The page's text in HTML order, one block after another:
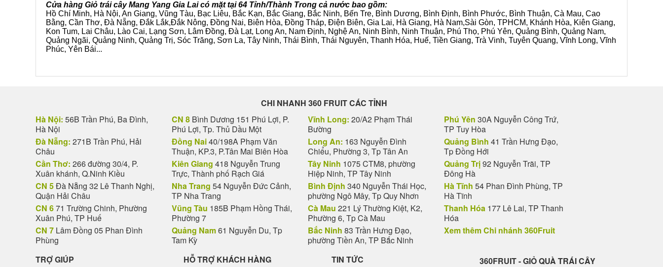
Cửa hàng Giỏ trái cây Mang Yang Gia Lai có mặt tại 64 Tỉnh/Thành Trong cả nước bao gồm:
Hồ Chí Minh, Hà Nội, An Giang, Vũng Tàu, Bạc Liêu, Bắc Kạn, Bắc Giang, Bắc Ninh, Bến Tre, Bình Dương, Bình Định, Bình Phước, Bình Thuận, Cà Mau, Cao
Bằng, Cần Thơ, Đà Nẵng, Đắk Lắk,Đắk Nông, Đồng Nai, Biên Hòa, Đồng Tháp, Điện Biên, Gia Lai, Hà Giang, Hà Nam,Sài Gòn, TPHCM, Khánh Hòa, Kiên Giang,
Kon Tum, Lai Châu, Lào Cai, Lạng Sơn, Lâm Đồng, Đà Lạt, Long An, Nam Định, Nghệ An, Ninh Bình, Ninh Thuận, Phú Thọ, Phú Yên, Quảng Bình, Quảng Nam,
Quảng Ngãi, Quảng Ninh, Quảng Trị, Sóc Trăng, Sơn La, Tây Ninh, Thái Bình, Thái Nguyên, Thanh Hóa, Huế, Tiền Giang, Trà Vinh, Tuyên Quang, Vĩnh Long, Vĩnh
Phúc, Yên Bái...
CHI NHANH 360 FRUIT CÁC TỈNH
Hà Nội: 56B Trần Phú, Ba Đình,
Hà Nội
Đà Nẵng: 271B Trần Phú, Hải
Châu
Cần Thơ: 266 đường 30/4, P.
Xuân khánh, Q.Ninh Kiều
CN 5Đà Nẵng 32 Lê Thanh Nghị,
Quận Hải Châu
CN 671 Trường Chinh, Phường
Xuân Phú, TP Huế
CN 7 Lâm Đồng 05 Phan Đình
Phùng
CN 8 Bình Dương 151 Phú Lợi, P.
Phú Lợi, Tp. Thủ Dầu Một
Đồng Nai40/198A Phạm Văn
Thuận, KP.3, P.Tân Mai Biên Hòa
Kiên Giang 418 Nguyễn Trung
Trực, Thành phố Rạch Giá
Nha Trang 54 Nguyễn Đức Cảnh,
TP Nha Trang
Vũng Tàu 185B Phạm Hồng Thái,
Phường 7
Quảng Nam61 Nguyễn Du, Tp
Tam Kỳ
Vĩnh Long: 20/A2 Phạm Thái
Bường
Long An: 163 Nguyễn Đình
Chiểu, Phường 3, Tp Tân An
Tây Ninh 1075 CTM8, phường
Hiệp Ninh, TP Tây Ninh
Bình Định 340 Nguyễn Thái Học,
phường Ngô Mây, Tp Quy Nhơn
Cà Mau 221 Lý Thường Kiệt, K2,
Phường 6, Tp Cà Mau
Bắc Ninh 83 Trần Hưng Đạo,
phường Tiền An, TP Bắc Ninh
Phú Yên 30A Nguyễn Công Trứ,
TP Tuy Hòa
Quảng Bình 41 Trần Hưng Đạo,
Tp Đồng Hới
Quảng Trị92 Nguyễn Trãi, TP
Đông Hà
Hà Tĩnh 54 Phan Đình Phùng, TP
Hà Tĩnh
Thanh Hóa 177 Lê Lai, TP Thanh
Hóa
Xem thêm Chi nhánh 360Fruit
TRỢ GIÚP HỖ TRỢ KHÁCH HÀNG TIN TỨC 360FRUIT - GIỎ QUÀ TRÁI CÂY